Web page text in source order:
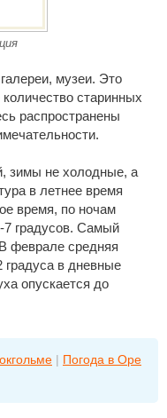
музеи. Это
старинных
распространены
зимы не холодные, а
в летнее время
время, по ночам
7 градусов. Самый
феврале средняя
градуса в дневные
опускается до
| Погода в Оре